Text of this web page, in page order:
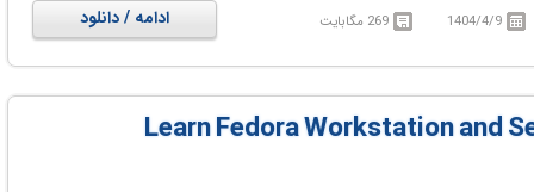
زیرساخت Windows Server خود مجهز خواهند شد. آن‌ها یاد خواهند گرفت که
چگونه کاربران و گروه‌ها را مدیریت کنند، امنیت را پیکربندی نمایند، عملکرد سرور را
نظارت کنند و مشکلات رایج را عیب‌یابی کنند. علاوه بر این، دوره به مباحثی مانند
می‌پردازد. از طریق تمرین‌های عملی و مثال‌های موردی، شرکت‌کنندگان تجربه عملی
ارزشمندی کسب خواهند کرد که آن‌ها را قادر می‌سازد تا به طور موثر محیط‌های
1404/4/9 269 مگابایت ادامه / دانلود